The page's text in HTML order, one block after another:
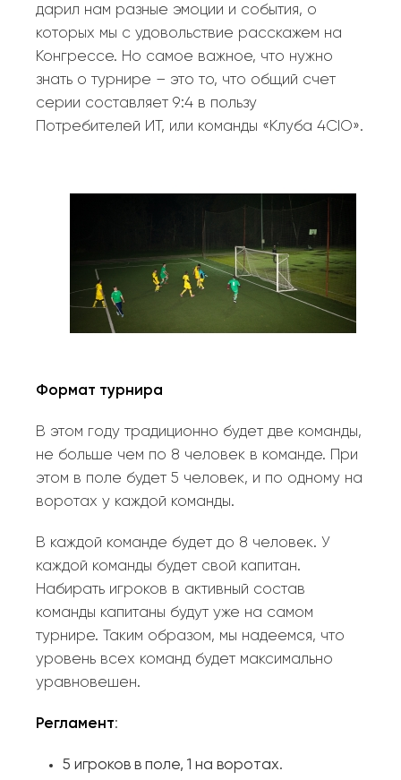
дарил нам разные эмоции и события, о
которых мы с удовольствие расскажем на
Конгрессе. Но самое важное, что нужно
знать о турнире – это то, что общий счет
серии составляет 9:4 в пользу
Потребителей ИТ, или команды «Клуба 4CIO».
Формат турнира
В этом году традиционно будет две команды,
не больше чем по 8 человек в команде. При
этом в поле будет 5 человек, и по одному на
воротах у каждой команды.
В каждой команде будет до 8 человек. У
каждой команды будет свой капитан.
Набирать игроков в активный состав
команды капитаны будут уже на самом
турнире. Таким образом, мы надеемся, что
уровень всех команд будет максимально
уравновешен.
Регламент:
5 игроков в поле, 1 на воротах.